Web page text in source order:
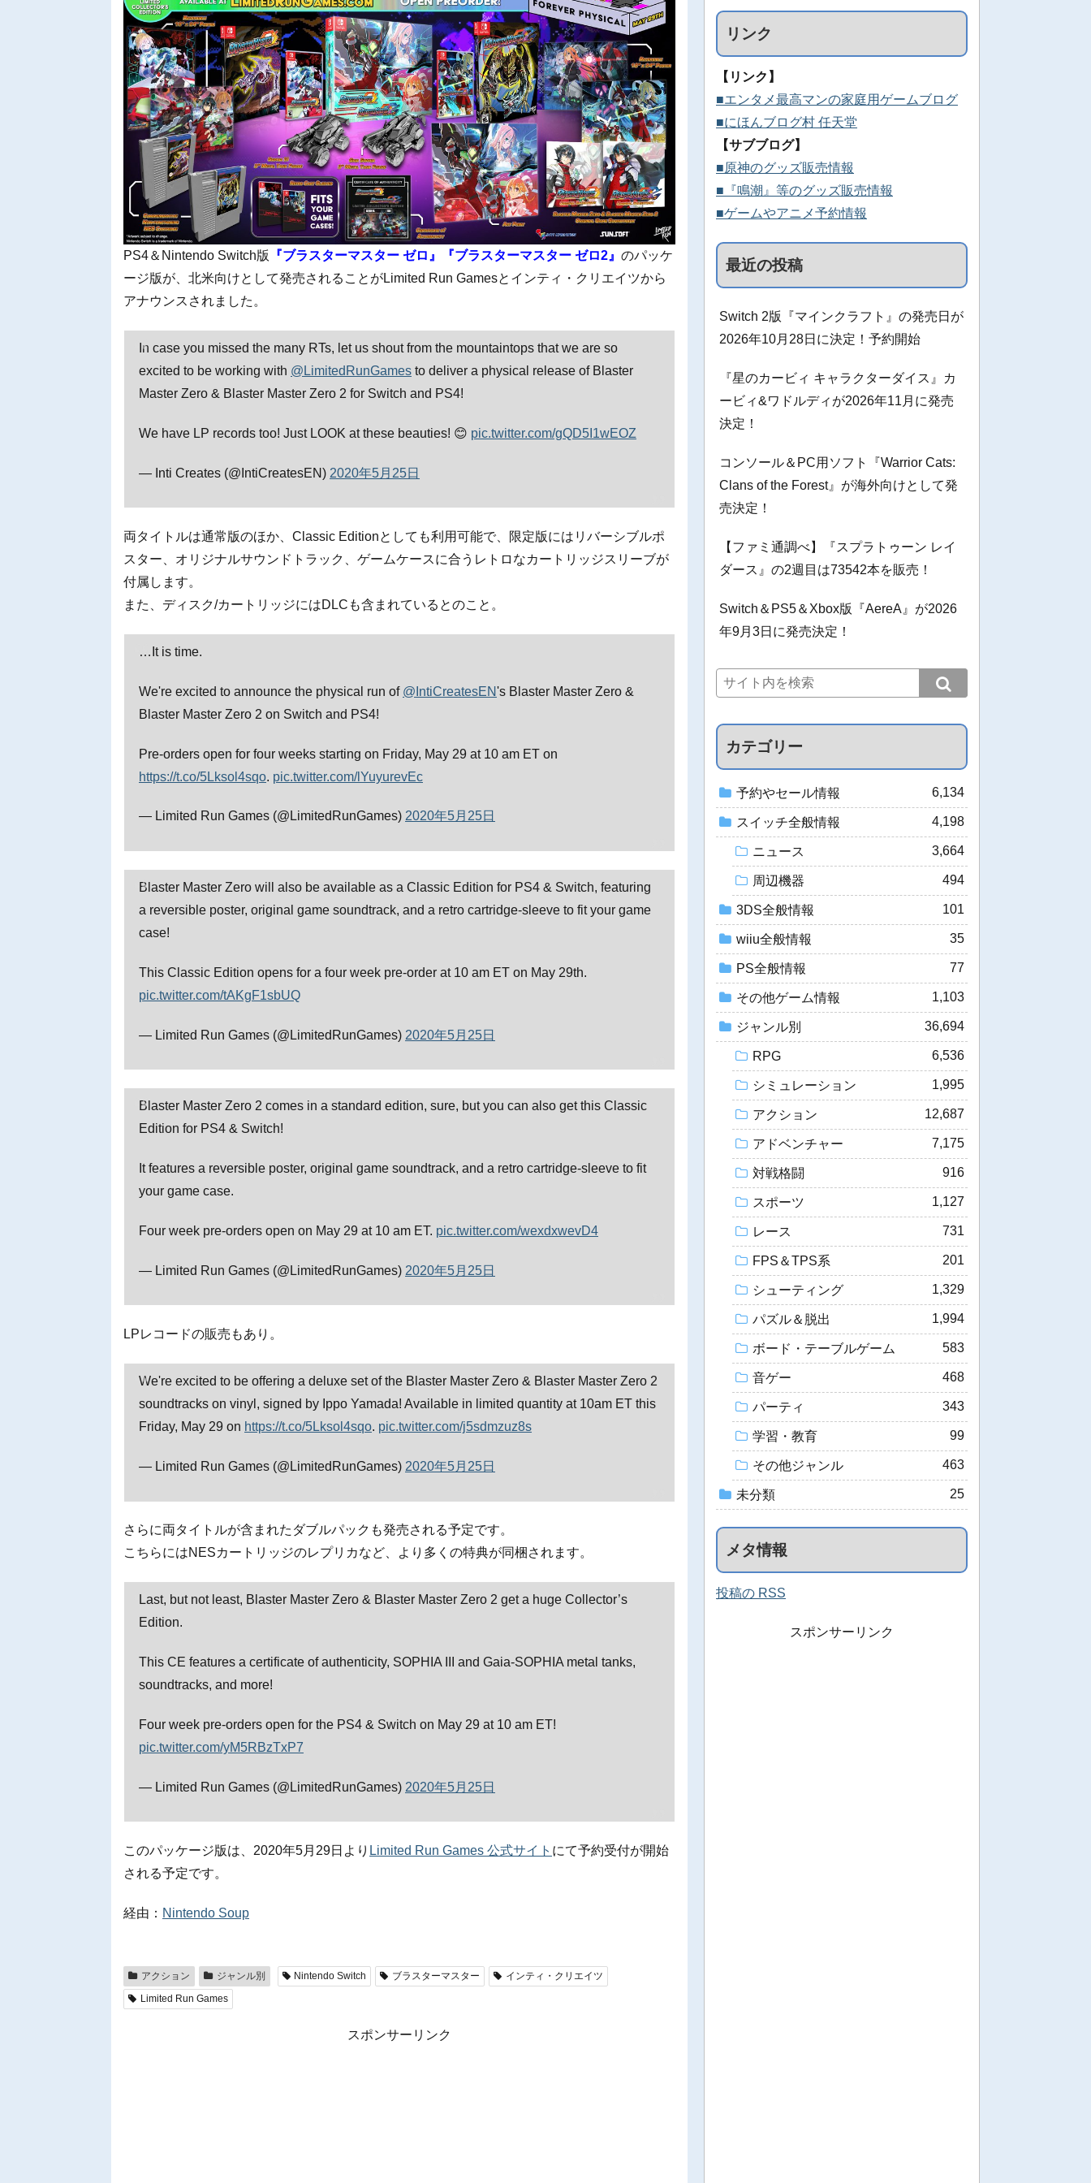
PS4＆Nintendo Switch版 『ブラスターマスター ゼロ』『ブラスターマスター ゼロ2』 のパッケ
ージ版が、北米向けとして発売されることがLimited Run Gamesとインティ・クリエイツから
アナウンスされました。
In case you missed the many RTs, let us shout from the mountaintops that we are so
excited to be working with @LimitedRunGames to deliver a physical release of Blaster
Master Zero & Blaster Master Zero 2 for Switch and PS4!
We have LP records too! Just LOOK at these beauties! 😊 pic.twitter.com/gQD5I1wEOZ
— Inti Creates (@IntiCreatesEN) 2020年5月25日
両タイトルは通常版のほか、Classic Editionとしても利用可能で、限定版にはリバーシブルポ
スター、オリジナルサウンドトラック、ゲームケースに合うレトロなカートリッジスリーブが
付属します。
また、ディスク/カートリッジにはDLCも含まれているとのこと。
…It is time.
We're excited to announce the physical run of @IntiCreatesEN's Blaster Master Zero &
Blaster Master Zero 2 on Switch and PS4!
Pre-orders open for four weeks starting on Friday, May 29 at 10 am ET on
https://t.co/5Lksol4sqo. pic.twitter.com/lYuyurevEc
— Limited Run Games (@LimitedRunGames) 2020年5月25日
Blaster Master Zero will also be available as a Classic Edition for PS4 & Switch, featuring
a reversible poster, original game soundtrack, and a retro cartridge-sleeve to fit your game
case!
This Classic Edition opens for a four week pre-order at 10 am ET on May 29th.
pic.twitter.com/tAKgF1sbUQ
— Limited Run Games (@LimitedRunGames) 2020年5月25日
Blaster Master Zero 2 comes in a standard edition, sure, but you can also get this Classic
Edition for PS4 & Switch!
It features a reversible poster, original game soundtrack, and a retro cartridge-sleeve to fit
your game case.
Four week pre-orders open on May 29 at 10 am ET. pic.twitter.com/wexdxwevD4
— Limited Run Games (@LimitedRunGames) 2020年5月25日
LPレコードの販売もあり。
We're excited to be offering a deluxe set of the Blaster Master Zero & Blaster Master Zero 2
soundtracks on vinyl, signed by Ippo Yamada! Available in limited quantity at 10am ET this
Friday, May 29 on https://t.co/5Lksol4sqo. pic.twitter.com/j5sdmzuz8s
— Limited Run Games (@LimitedRunGames) 2020年5月25日
さらに両タイトルが含まれたダブルパックも発売される予定です。
こちらにはNESカートリッジのレプリカなど、より多くの特典が同梱されます。
Last, but not least, Blaster Master Zero & Blaster Master Zero 2 get a huge Collector’s
Edition.
This CE features a certificate of authenticity, SOPHIA III and Gaia-SOPHIA metal tanks,
soundtracks, and more!
Four week pre-orders open for the PS4 & Switch on May 29 at 10 am ET!
pic.twitter.com/yM5RBzTxP7
— Limited Run Games (@LimitedRunGames) 2020年5月25日
このパッケージ版は、2020年5月29日より Limited Run Games 公式サイト にて予約受付が開始
される予定です。
経由： Nintendo Soup
アクション ジャンル別 Nintendo Switch ブラスターマスター
インティ・クリエイツ
Limited Run Games
スポンサーリンク
リンク
【リンク】
■エンタメ最高マンの家庭用ゲームブログ
■にほんブログ村 任天堂
【サブブログ】
■原神のグッズ販売情報
■『鳴潮』等のグッズ販売情報
■ゲームやアニメ予約情報
最近の投稿
Switch 2版『マインクラフト』の発売日が
2026年10月28日に決定！予約開始
『星のカービィ キャラクターダイス』カ
ービィ&ワドルディが2026年11月に発売
決定！
コンソール＆PC用ソフト『Warrior Cats:
Clans of the Forest』が海外向けとして発
売決定！
【ファミ通調べ】『スプラトゥーン レイ
ダース』の2週目は73542本を販売！
Switch＆PS5＆Xbox版『AereA』が2026
年9月3日に発売決定！
カテゴリー
予約やセール情報 6,134
スイッチ全般情報 4,198
ニュース 3,664
周辺機器 494
3DS全般情報 101
wiiu全般情報 35
PS全般情報 77
その他ゲーム情報 1,103
ジャンル別 36,694
RPG 6,536
シミュレーション 1,995
アクション 12,687
アドベンチャー 7,175
対戦格闘 916
スポーツ 1,127
レース 731
FPS＆TPS系 201
シューティング 1,329
パズル＆脱出 1,994
ボード・テーブルゲーム 583
音ゲー 468
パーティ 343
学習・教育 99
その他ジャンル 463
未分類 25
メタ情報
投稿の RSS
スポンサーリンク